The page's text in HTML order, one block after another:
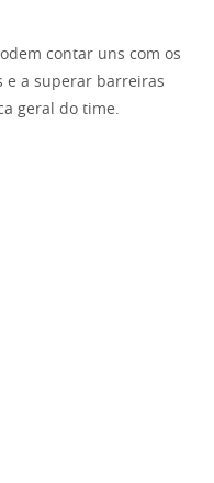
contar uns com os
e a superar barreiras
geral do time.